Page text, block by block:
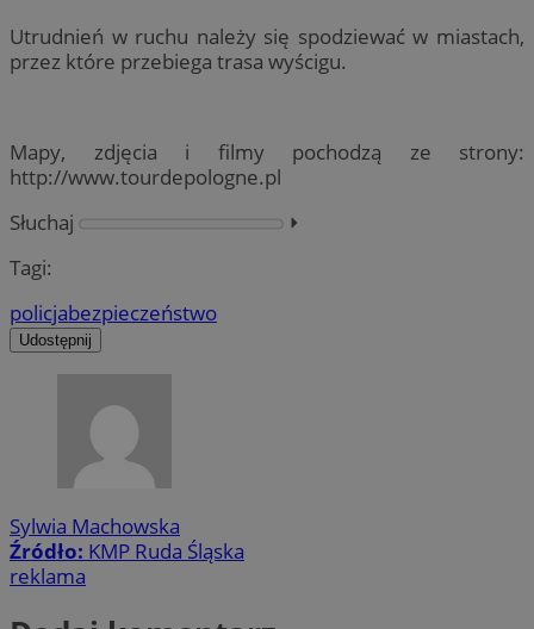
Utrudnień w ruchu należy się spodziewać w miastach,
przez które przebiega trasa wyścigu.
Mapy, zdjęcia i filmy pochodzą ze strony:
http://www.tourdepologne.pl
Słuchaj
⏵︎
Tagi:
policjabezpieczeństwo
Udostępnij
Sylwia Machowska
Źródło: KMP Ruda Śląska
reklama